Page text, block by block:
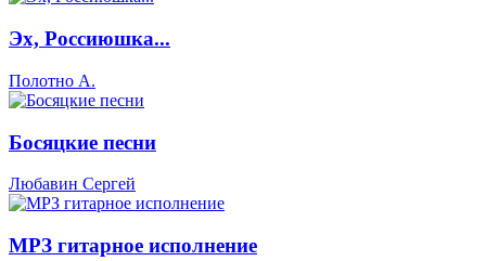
Эх, Россиюшка...
Полотно А.
Босяцкие песни
Любавин Сергей
МРЗ гитарное исполнение